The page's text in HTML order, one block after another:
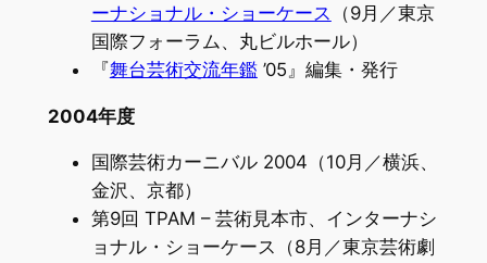
ーナショナル・ショーケース
（9月／東京
国際フォーラム、丸ビルホール）
『舞台芸術交流年鑑’05』編集・発行
2004年度
国際芸術カーニバル 2004（10月／横浜、
金沢、京都）
第9回 TPAM – 芸術見本市、インターナシ
ョナル・ショーケース（8月／東京芸術劇